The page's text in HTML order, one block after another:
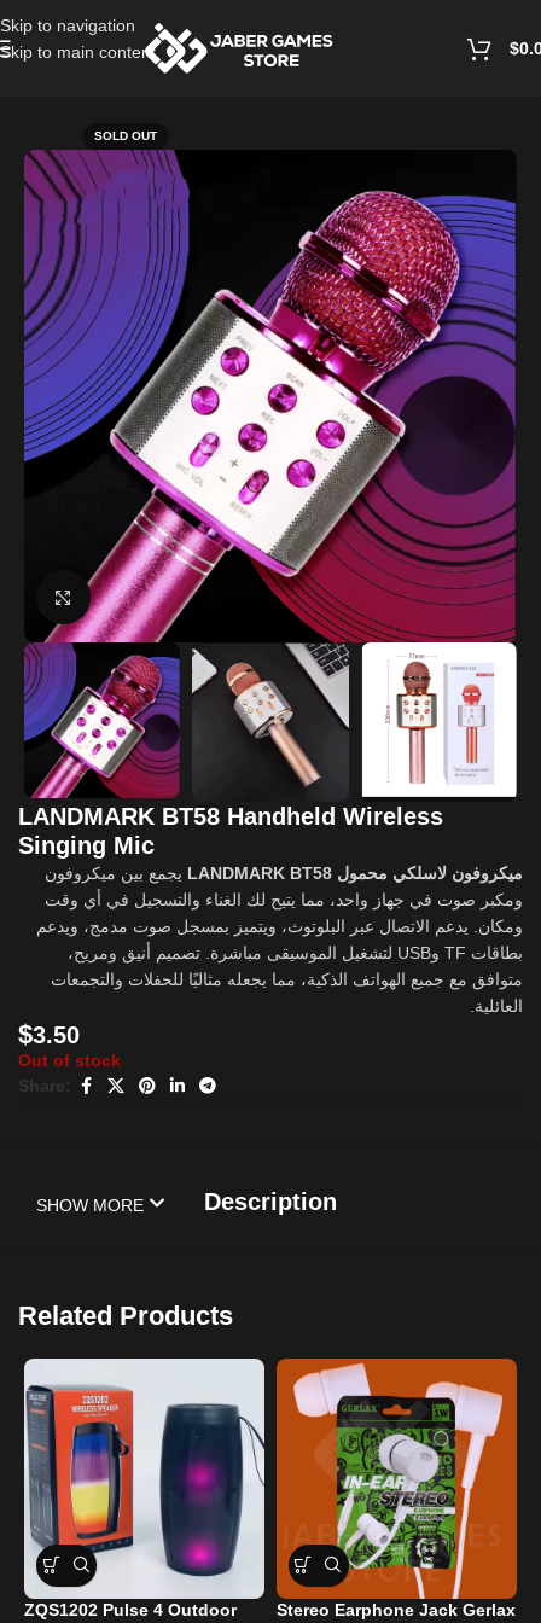
Skip to navigation
Skip to main content
$
SOLD OUT
Click to enlarge
LANDMARK BT58 Handheld Wireless
Singing Mic
ميكروفون لاسلكي محمول LANDMARK BT58
يجمع بين ميكروفون
ومكبر صوت في جهاز واحد، مما يتيح لك الغناء والتسجيل في أي وقت
ومكان. يدعم الاتصال عبر البلوتوث، ويتميز بمسجل صوت مدمج، ويدعم
بطاقات TF وUSB لتشغيل الموسيقى مباشرة. تصميم أنيق ومريح،
متوافق مع جميع الهواتف الذكية، مما يجعله مثاليًا للحفلات والتجمعات
العائلية.
$3.50
Out of stock
Share:
Description
SHOW MORE
Related Products
ZQS1202 Pulse 4 Outdoor
Stereo Earphone Jack Gerlax